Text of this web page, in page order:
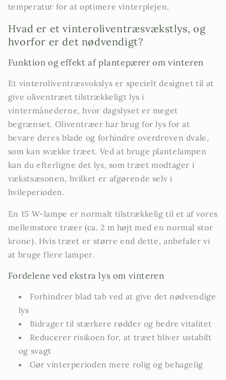
temperatur for at optimere vinterplejen.
Hvad er et vinteroliventræsvækstlys, og
hvorfor er det nødvendigt?
Funktion og effekt af plantepærer om vinteren
Et vinteroliventræsvokslys er specielt designet til at
give oliventræet tilstrækkeligt lys i
vintermånederne, hvor dagslyset er meget
begrænset. Oliventræer har brug for lys for at
bevare deres blade og forhindre overdreven dvale,
som kan svække træet. Ved at bruge plantelampen
kan du efterligne det lys, som træet modtager i
vækstsæsonen, hvilket er afgørende selv i
hvileperioden.
En 15 W-lampe er normalt tilstrækkelig til et af vores
mellemstore træer (ca. 2 m højt med en normal stor
krone). Hvis træet er større end dette, anbefaler vi
at bruge flere lamper.
Fordelene ved ekstra lys om vinteren
Forhindrer blad tab ved at give det nødvendige
lys
Bidrager til stærkere rødder og bedre vitalitet
Reducerer risikoen for, at træet bliver ustabilt
og svagt
Gør vinterperioden mere rolig og behagelig